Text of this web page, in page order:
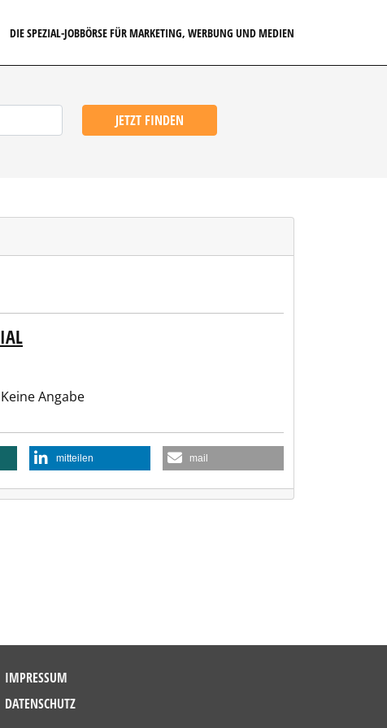
DIE SPEZIAL-JOBBÖRSE FÜR MARKETING, WERBUNG UND MEDIEN
JETZT FINDEN
Keine Angabe
mitteilen mail
IMPRESSUM
DATENSCHUTZ